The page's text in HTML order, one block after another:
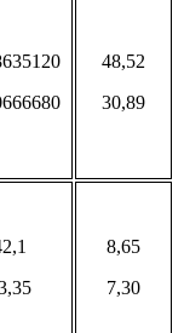
48,52
30,89
8,65
7,30